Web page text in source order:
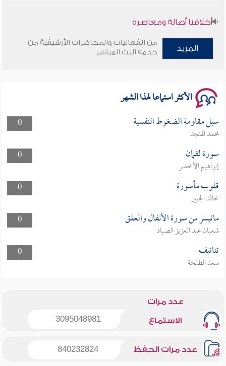
أخلاقنا أصالة ومعاصرة
وأمنهم من خوف 9
المزيد
من الفعاليات والمحاضرات الأرشيفية من
خدمة البث المباشر
الأكثر استماعا لهذا الشهر
0 سبل مقاومة الضغوط النفسية
محمد المنجد
0
سورة لقمان
إبراهيم الأخضر
0
قلوب مأسورة
خالد الجبير
0
ماتيسر من سورة الأنفال والعلق
شعبان عبد العزيز الصياد
0
تناتيف
سعد الطلحة
عدد مرات
الاستماع 3095048981
عدد مرات الحفظ 840232824